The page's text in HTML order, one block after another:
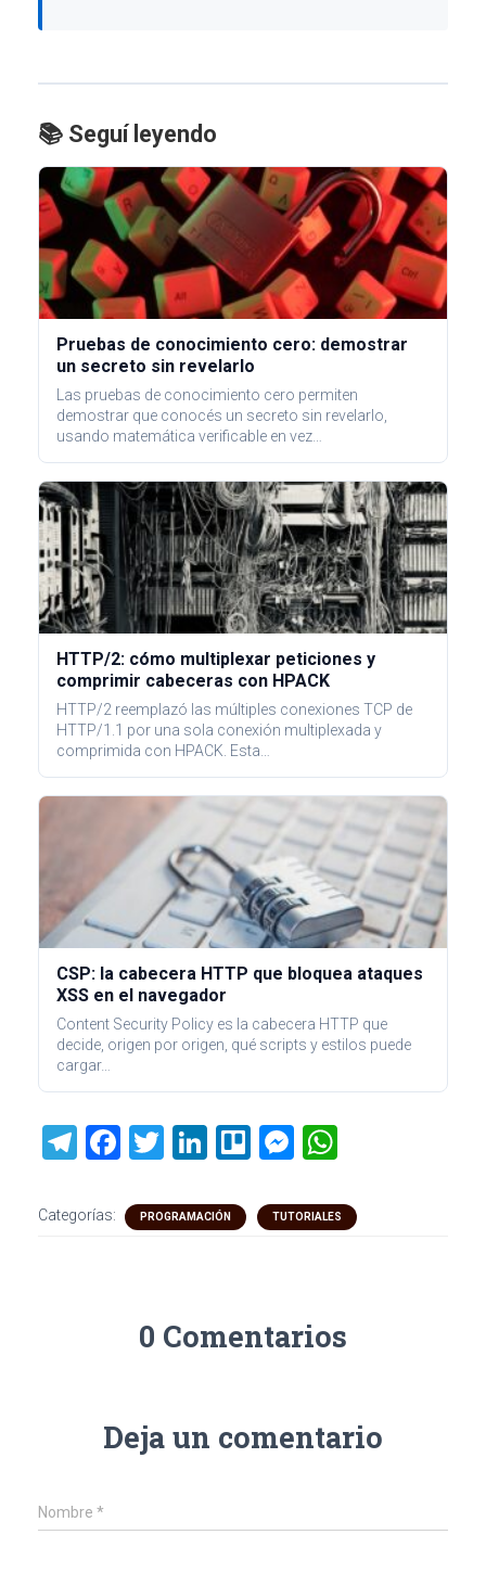
📚 Seguí leyendo
Pruebas de conocimiento cero: demostrar
un secreto sin revelarlo
Las pruebas de conocimiento cero permiten
demostrar que conocés un secreto sin revelarlo,
usando matemática verificable en vez…
HTTP/2: cómo multiplexar peticiones y
comprimir cabeceras con HPACK
HTTP/2 reemplazó las múltiples conexiones TCP de
HTTP/1.1 por una sola conexión multiplexada y
comprimida con HPACK. Esta…
CSP: la cabecera HTTP que bloquea ataques
XSS en el navegador
Content Security Policy es la cabecera HTTP que
decide, origen por origen, qué scripts y estilos puede
cargar…
T
e
F
ce
ok
T
tt
Li
e
Tr
o
M
se
er
at
p
Categorías: PROGRAMACIÓN TUTORIALES
0 Comentarios
Deja un comentario
Nombre *